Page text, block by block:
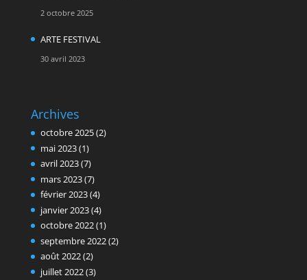
2 octobre 2025
ARTE FESTIVAL
30 avril 2023
Archives
octobre 2025(2)
mai 2023(1)
avril 2023(7)
mars 2023(7)
février 2023(4)
janvier 2023(4)
octobre 2022(1)
septembre 2022(2)
août 2022(2)
juillet 2022(3)